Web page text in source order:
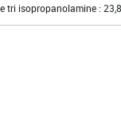
tri isopropanolamine :